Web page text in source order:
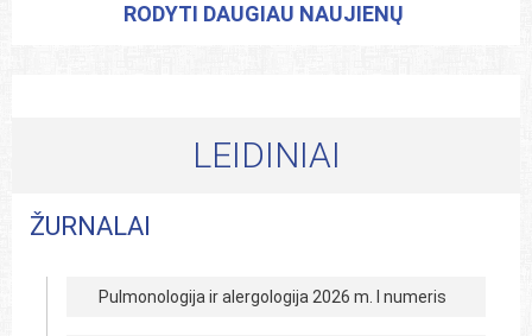
RODYTI DAUGIAU NAUJIENŲ
LEIDINIAI
ŽURNALAI
Pulmonologija ir alergologija 2026 m. I numeris